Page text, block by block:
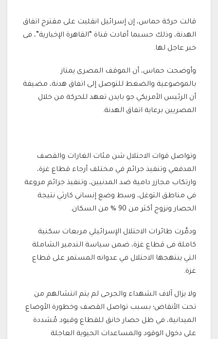
قالت حركة حماس، إن إسرائيل انقلبت على مقترح اتفاق
الهدنة، وذلك حسبما أفادت قناة “القاهرة الإخبارية”، فى
خبر عاجل لها.
وأوضحت حماس، أن الموقف المصرى يمتاز
بالموضوعية والضغط للتوصل إلى اتفاق هدنة، مضيفة
أن الرئيس الأمريكي جو بايدن تعهد للحركة من خلال
المصريين برعاية اتفاق الهدنة.
وتواصل قوات الاحتلال شن مئات الغارات والقصف
المدفعي وتنفيذ جرائم في مختلف أرجاء قطاع غزة،
وارتكاب مجازر دامية ضد المدنيين، وتنفيذ جرائم مروعة
في مناطق التوغل، وسط وضع إنساني كارثي نتيجة
الحصار ونزوح أكثر من 90 % من السكان.
ودمَّرت طائرات الاحتلال الإسرائيلي مربعات سكنية
كاملة فى قطاع غزة، ضمن سياسة التدمير الشاملة
التي ينتهجها الاحتلال في عدوانه المستمر على قطاع
غزة.
ولا يزال آلاف الشهداء والجرحى لم يتم انتشالهم من
تحت الأنقاض؛ بسبب تواصل القصف وخطورة الأوضاع
الميدانية، في ظل حصار خانق للقطاع وقيود مُشددة
على دخول الوقود والمساعدات الحيوية العاجلة